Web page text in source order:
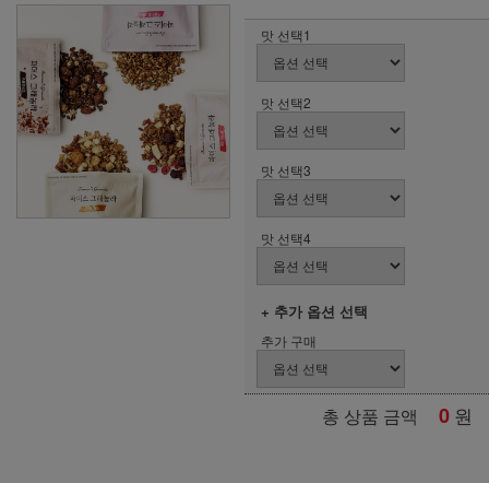
맛 선택1
맛 선택2
맛 선택3
맛 선택4
+ 추가 옵션 선택
추가 구매
총 상품 금액 0 원